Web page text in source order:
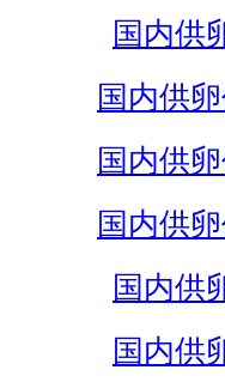
国内供
国内供
国内供
国内供
国内供
国内供